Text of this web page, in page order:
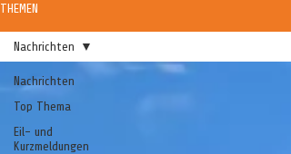
THEMEN
Nachrichten
Top Thema
Eil- und
Kurzmeldungen
Nachrichten